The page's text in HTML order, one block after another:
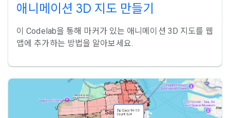
애니메이션 3D 지도 만들기
이 Codelab을 통해 마커가 있는 애니메이션 3D 지도를 웹
앱에 추가하는 방법을 알아보세요.